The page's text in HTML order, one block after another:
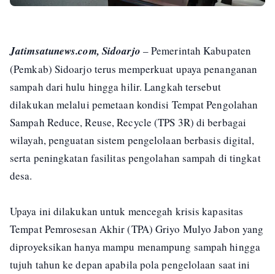
Jatimsatunews.com, Sidoarjo – Pemerintah Kabupaten
(Pemkab) Sidoarjo terus memperkuat upaya penanganan
sampah dari hulu hingga hilir. Langkah tersebut
dilakukan melalui pemetaan kondisi Tempat Pengolahan
Sampah Reduce, Reuse, Recycle (TPS 3R) di berbagai
wilayah, penguatan sistem pengelolaan berbasis digital,
serta peningkatan fasilitas pengolahan sampah di tingkat
desa.
Upaya ini dilakukan untuk mencegah krisis kapasitas
Tempat Pemrosesan Akhir (TPA) Griyo Mulyo Jabon yang
diproyeksikan hanya mampu menampung sampah hingga
tujuh tahun ke depan apabila pola pengelolaan saat ini